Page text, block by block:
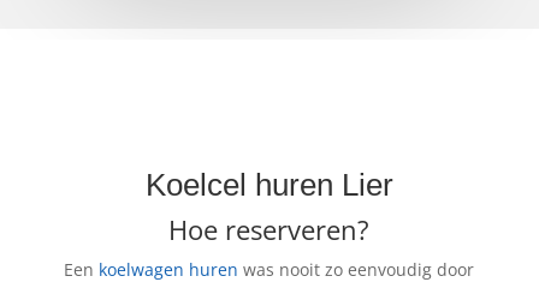
Koelcel huren Lier
Hoe reserveren?
Een koelwagen huren was nooit zo eenvoudig door